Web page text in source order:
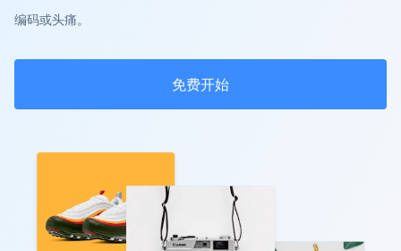
编码或头痛。
免费开始